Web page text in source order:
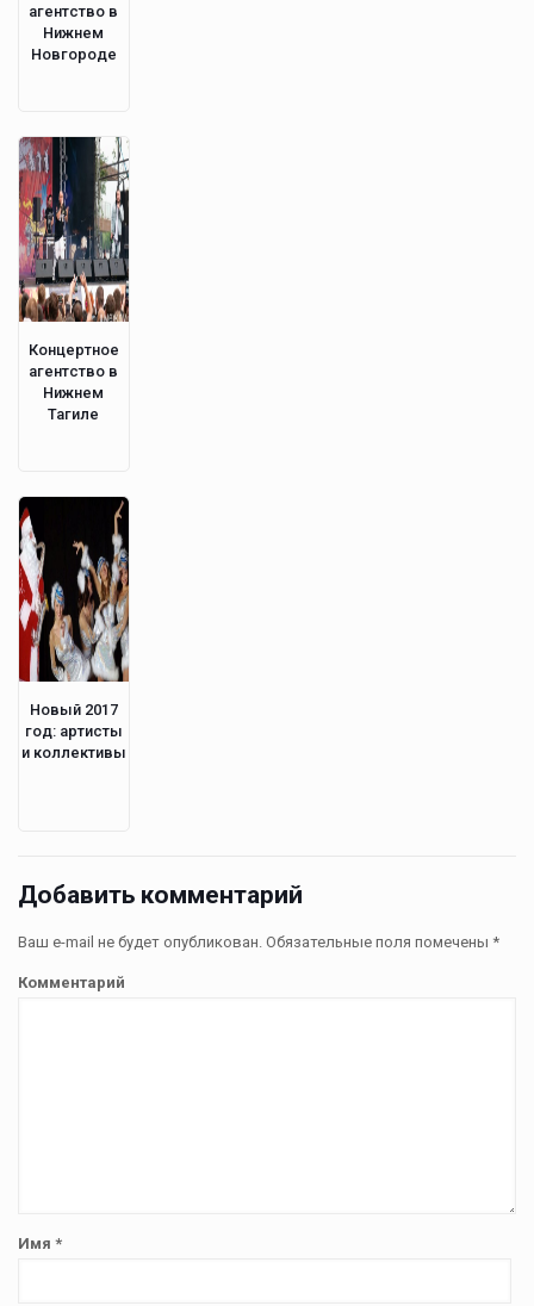
агентство в
Нижнем
Новгороде
Концертное
агентство в
Нижнем
Тагиле
Новый 2017
год: артисты
и коллективы
Добавить комментарий
Ваш e-mail не будет опубликован. Обязательные поля помечены *
Комментарий
Имя *